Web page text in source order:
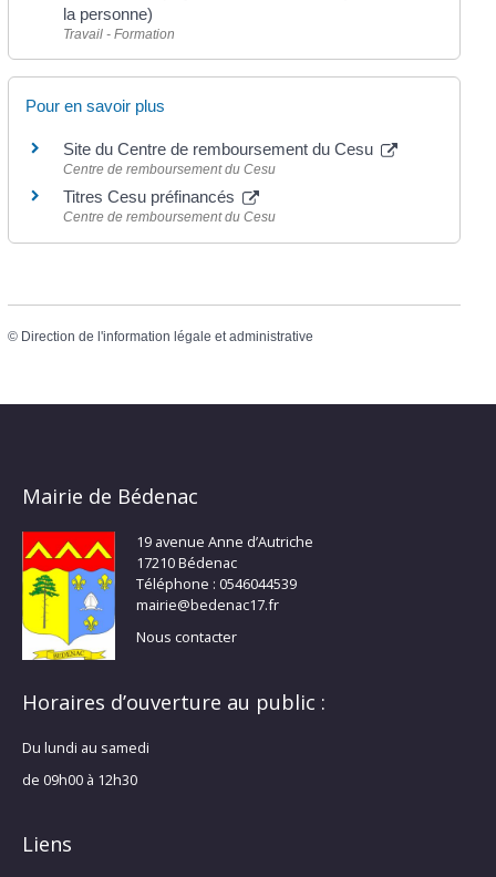
la personne)
Travail - Formation
Pour en savoir plus
Site du Centre de remboursement du Cesu
Centre de remboursement du Cesu
Titres Cesu préfinancés
Centre de remboursement du Cesu
© Direction de l'information légale et administrative
Mairie de Bédenac
19 avenue Anne d’Autriche
17210 Bédenac
Téléphone : 0546044539
mairie@bedenac17.fr
Nous contacter
Horaires d’ouverture au public :
Du lundi au samedi
de 09h00 à 12h30
Liens